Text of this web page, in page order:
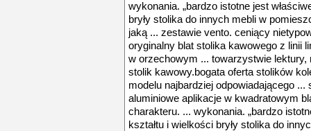
wykonania. „bardzo istotne jest
bryły stolika do innych mebli w
jaką ... zestawie vento. ceniący
oryginalny blat stolika kawowego z linii
w orzechowym ... towarzystwie
stolik kawowy.bogata oferta stolików
modelu najbardziej odpowiadającego
aluminiowe aplikacje w kwadratowym
charakteru. ... wykonania. „bardzo
kształtu i wielkości bryły stolika do